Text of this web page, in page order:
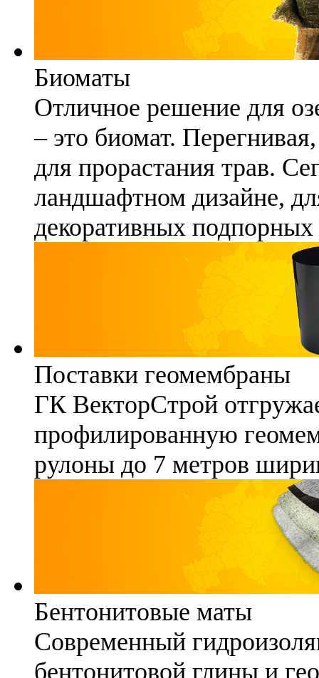
Биоматы
Отличное решение для
– это биомат.
для прорастания трав.
ландшафтном дизайне,
декоративных подпорных
Поставки геомембраны
ГК ВекторСтрой
профилированную
рулоны до 7 метров
Бентонитовые маты
Современный
бентонитовой глины и